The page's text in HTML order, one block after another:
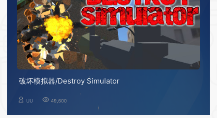
破坏模拟器/Destroy Simulator
UU 49,600